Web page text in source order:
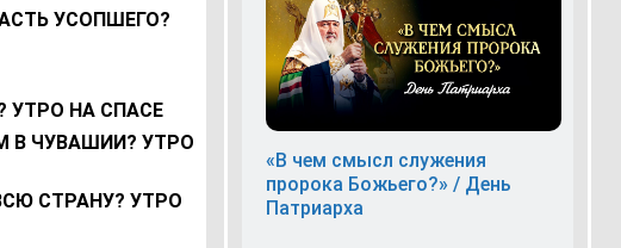
УСОПШЕГО?
УТРО НА СПАСЕ
В ЧУВАШИИ? УТРО
СТРАНУ? УТРО
«В чем смысл служения
пророка Божьего?» / День
Патриарха